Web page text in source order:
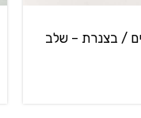
/ בצנרת – שלב